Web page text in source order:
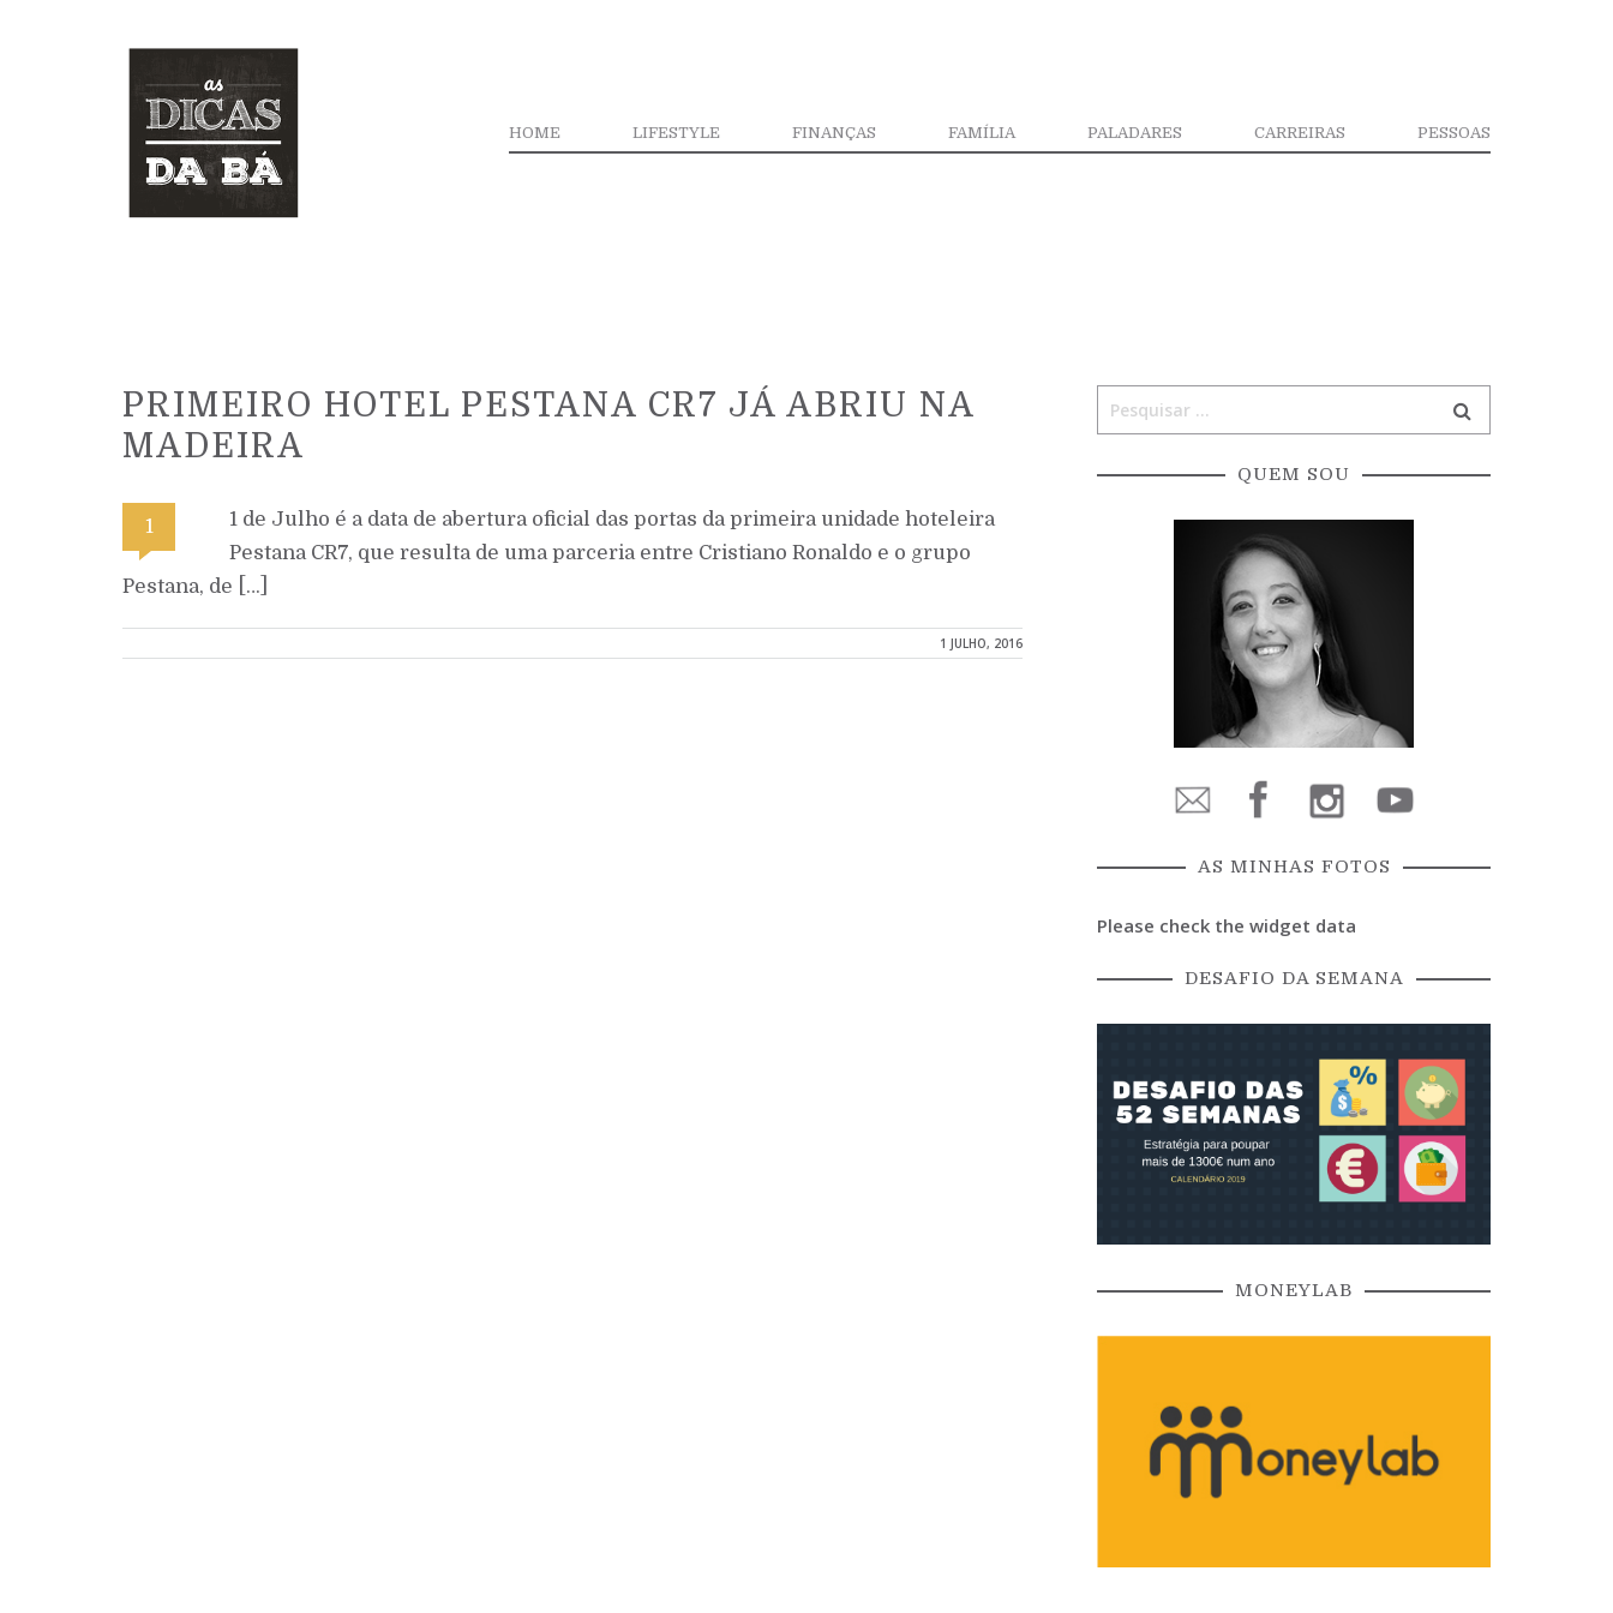
HOME LIFESTYLE FINANÇAS FAMÍLIA PALADARES CARREIRAS PESSOAS
PRIMEIRO HOTEL PESTANA CR7 JÁ ABRIU NA
MADEIRA
1
1 de Julho é a data de abertura oficial das portas da primeira unidade hoteleira
Pestana CR7, que resulta de uma parceria entre Cristiano Ronaldo e o grupo
Pestana, de […]
1 JULHO, 2016
QUEM SOU
AS MINHAS FOTOS
Please check the widget data
DESAFIO DA SEMANA
MONEYLAB